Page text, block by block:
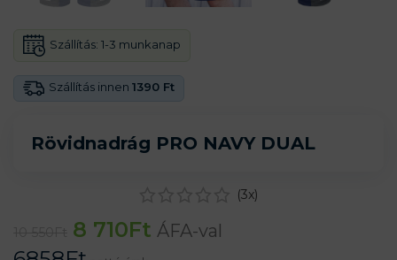
Rövidnadrág PRO NAVY DUAL
Szállítás innen 1390 Ft
Szállítás: 1-3 munkanap
(3x)
8 710Ft ÁFA-val